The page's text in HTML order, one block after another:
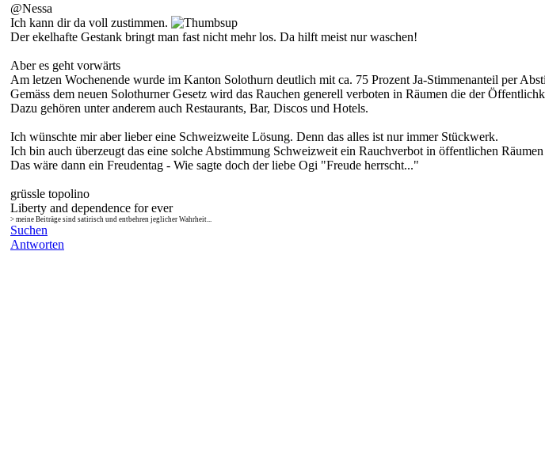
@Nessa
Ich kann dir da voll zustimmen.
Der ekelhafte Gestank bringt man fast nicht mehr los. Da hilft meist nur waschen!
Aber es geht vorwärts
Am letzen Wochenende wurde im Kanton Solothurn deutlich mit ca. 75 Prozent Ja-Stimmenanteil per
Gemäss dem neuen Solothurner Gesetz wird das Rauchen generell verboten in Räumen die der
Dazu gehören unter anderem auch Restaurants, Bar, Discos und Hotels.
Ich wünschte mir aber lieber eine Schweizweite Lösung. Denn das alles ist nur immer Stückwerk.
Ich bin auch überzeugt das eine solche Abstimmung Schweizweit ein Rauchverbot in öffentlichen
Das wäre dann ein Freudentag - Wie sagte doch der liebe Ogi "Freude herrscht..."
grüssle topolino
Liberty and dependence for ever
> meine Beiträge sind satirisch und entbehren jeglicher Wahrheit...
Suchen
Antworten